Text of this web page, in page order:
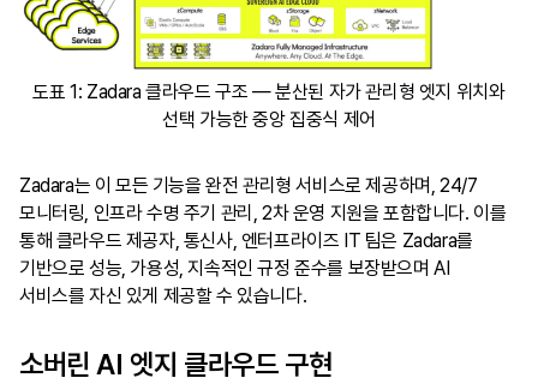
도표 1: Zadara 클라우드 구조 — 분산된 자가 관리형 엣지 위치와
선택 가능한 중앙 집중식 제어
Zadara는 이 모든 기능을 완전 관리형 서비스로 제공하며, 24/7
모니터링, 인프라 수명 주기 관리, 2차 운영 지원을 포함합니다. 이를
통해 클라우드 제공자, 통신사, 엔터프라이즈 IT 팀은 Zadara를
기반으로 성능, 가용성, 지속적인 규정 준수를 보장받으며 AI
서비스를 자신 있게 제공할 수 있습니다.
소버린 AI 엣지 클라우드 구현